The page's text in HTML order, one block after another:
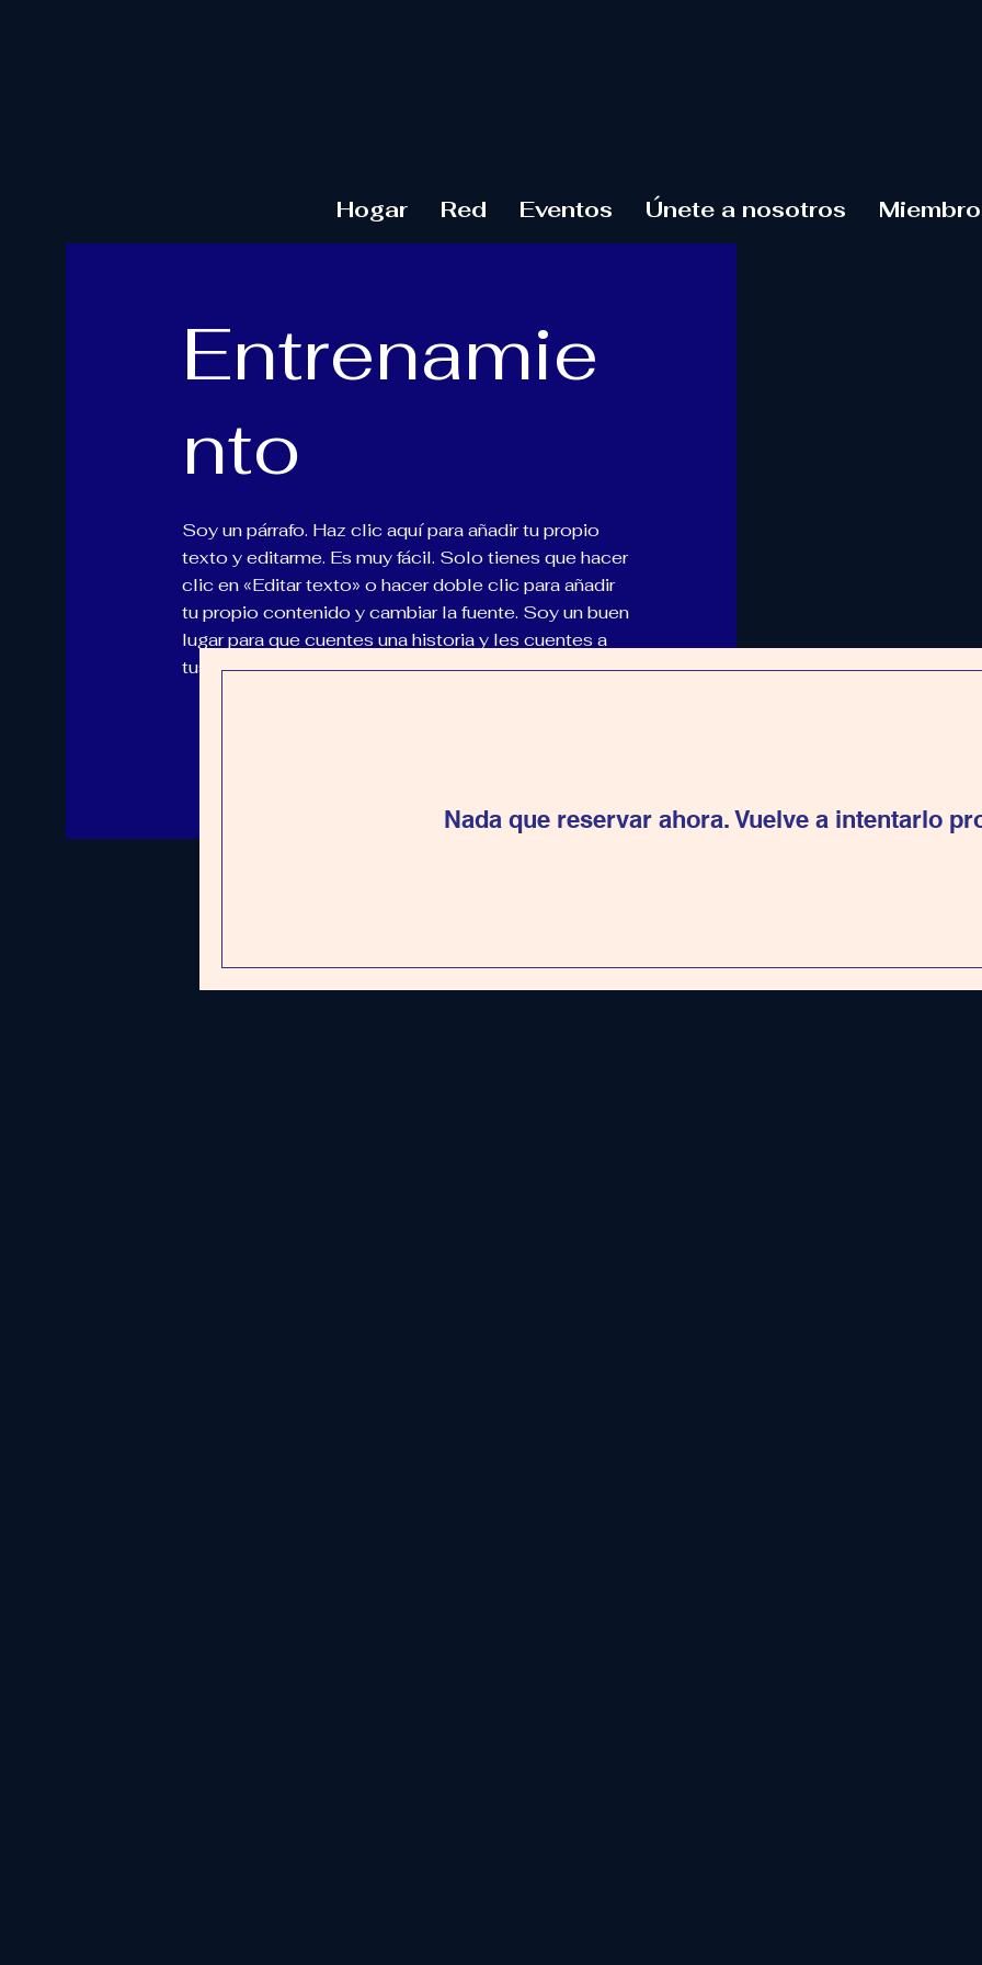
Hogar Red Eventos Únete a nosotros
Entrenamie
nto
Soy un párrafo. Haz clic aquí para añadir tu propio
texto y editarme. Es muy fácil. Solo tienes que hacer
clic en «Editar texto» o hacer doble clic para añadir
tu propio contenido y cambiar la fuente. Soy un buen
lugar para que cuentes una historia y les cuentes a
tus usuarios un poco más sobre ti.
Nada que reservar ahora. Vuelve a intentarlo